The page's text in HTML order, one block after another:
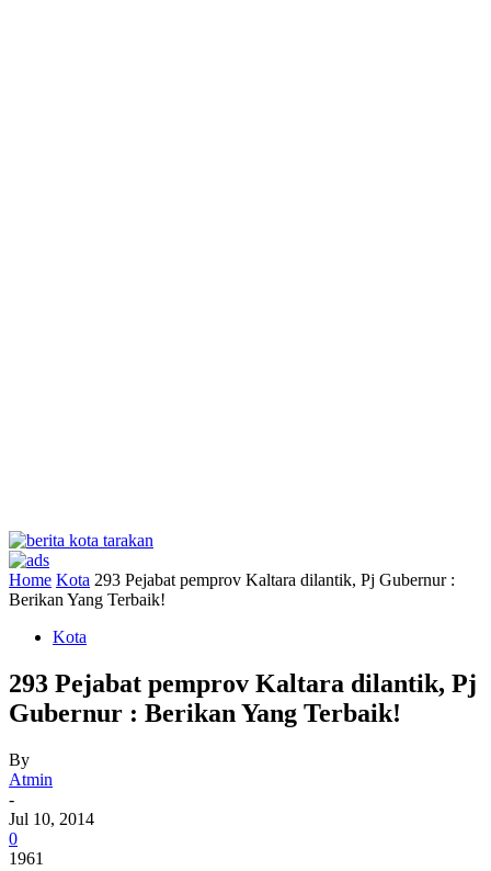
Home Kota 293 Pejabat pemprov Kaltara dilantik, Pj Gubernur :
Berikan Yang Terbaik!
Kota
293 Pejabat pemprov Kaltara dilantik, Pj
Gubernur : Berikan Yang Terbaik!
By
Atmin
-
Jul 10, 2014
0
1961